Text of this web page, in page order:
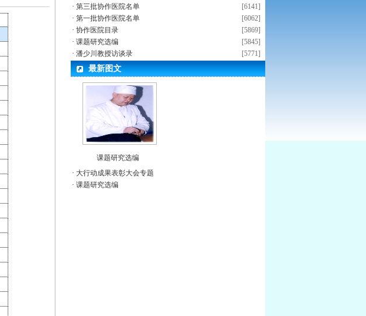
[6141]
· 第三批协作医院名单
[6062]
· 第一批协作医院名单
[5869]
· 协作医院目录
[5845]
· 课题研究选编
[5771]
· 潘少川教授访谈录
最新图文
课题研究选编
· 大行动成果表彰大会专题
· 课题研究选编